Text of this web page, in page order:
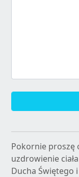
Pokornie proszę
uzdrowienie
Ducha Świętego